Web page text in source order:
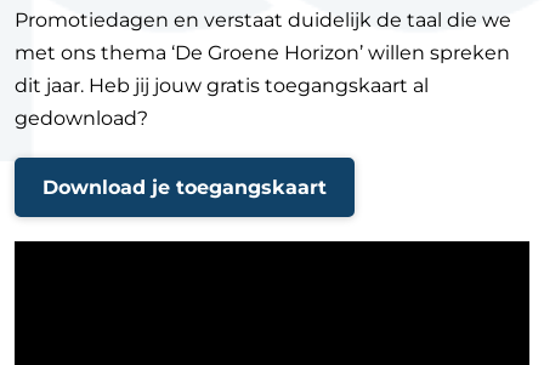
Promotiedagen en verstaat duidelijk de taal die we
met ons thema ‘De Groene Horizon’ willen spreken
dit jaar. Heb jij jouw gratis toegangskaart al
gedownload?
Download je toegangskaart